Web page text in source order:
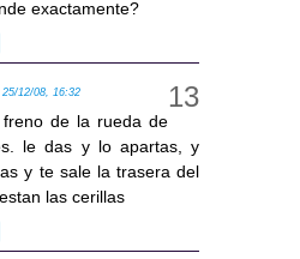
exactamente?
25/12/08, 16:32
de la rueda de
le das y lo apartas, y
y te sale la trasera del
las cerillas